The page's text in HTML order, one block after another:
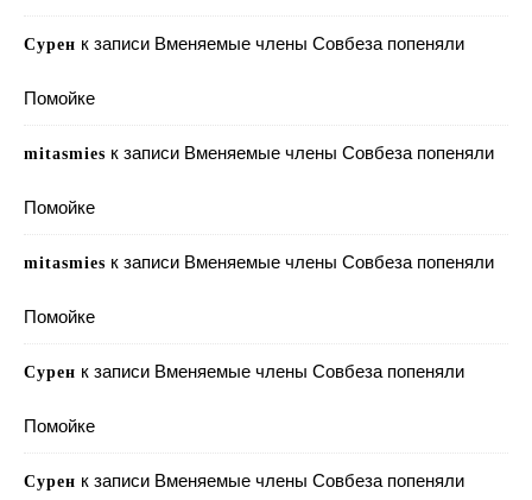
Сурен к записи Вменяемые члены Совбеза попеняли
Помойке
mitasmies к записи Вменяемые члены Совбеза попеняли
Помойке
mitasmies к записи Вменяемые члены Совбеза попеняли
Помойке
Сурен к записи Вменяемые члены Совбеза попеняли
Помойке
Сурен к записи Вменяемые члены Совбеза попеняли